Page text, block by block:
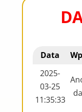
Data
2025-
03-25
11:35:33